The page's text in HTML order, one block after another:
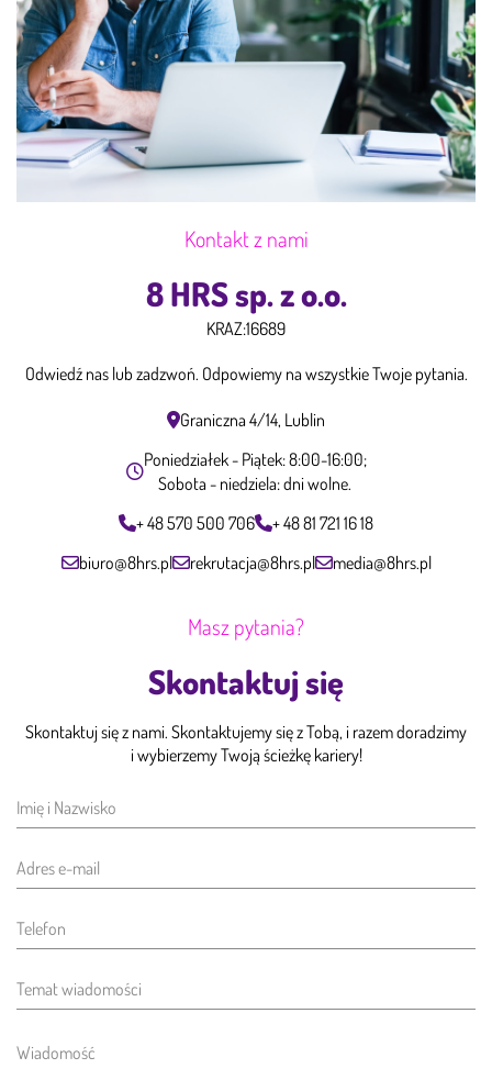
Kontakt z nami
8 HRS sp. z o.o.
KRAZ:16689
Odwiedź nas lub zadzwoń. Odpowiemy na wszystkie Twoje pytania.
Graniczna 4/14, Lublin
Poniedziałek - Piątek: 8:00-16:00;
Sobota - niedziela: dni wolne.
+ 48 570 500 706
+ 48 81 721 16 18
biuro@8hrs.pl
rekrutacja@8hrs.pl media@8hrs.pl
Masz pytania?
Skontaktuj się
Skontaktuj się z nami. Skontaktujemy się z Tobą, i razem doradzimy
i wybierzemy Twoją ścieżkę kariery!